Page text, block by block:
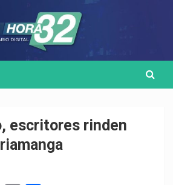
escritores rinden